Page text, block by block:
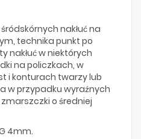
śródskórnych nakłuć na
technika punkt po
nakłuć w niektórych
na policzkach, w
i konturach twarzy lub
w przypadku wyraźnych
o średniej
4mm.